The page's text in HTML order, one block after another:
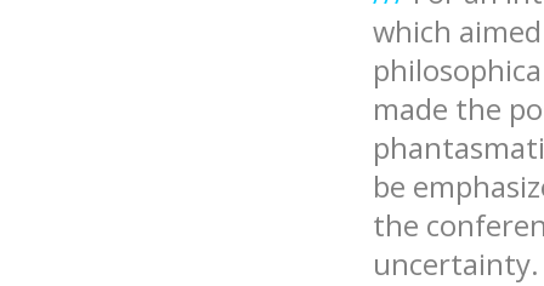
which
made the
be
the
uncertainty.